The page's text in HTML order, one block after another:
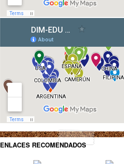
ENLACES RECOMENDADOS